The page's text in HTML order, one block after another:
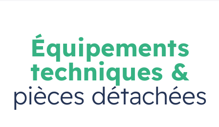
Équipements
techniques &
pièces détachées